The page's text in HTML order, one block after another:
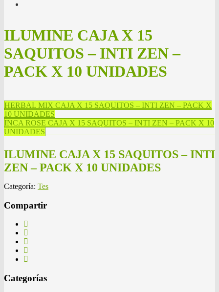
ILUMINE CAJA X 15
SAQUITOS – INTI ZEN –
PACK X 10 UNIDADES
HERBAL MIX CAJA X 15 SAQUITOS – INTI ZEN – PACK X
10 UNIDADES
INCA ROSE CAJA X 15 SAQUITOS – INTI ZEN – PACK X 10
UNIDADES
ILUMINE CAJA X 15 SAQUITOS – INTI
ZEN – PACK X 10 UNIDADES
Categoría: Tes
Compartir
Categorías